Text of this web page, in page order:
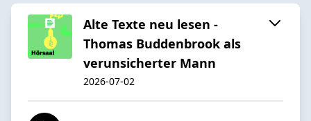
Alte Texte neu lesen -
Thomas Buddenbrook als
verunsicherter Mann
2026-07-02